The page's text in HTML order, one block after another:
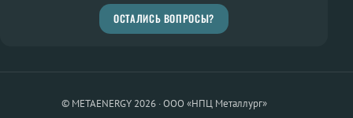
ОСТАЛИСЬ ВОПРОСЫ?
© METAENERGY 2026 · ООО «НПЦ Металлург»